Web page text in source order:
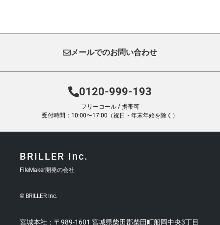
メールでのお問い合わせ
0120-999-193
フリーコール / 携帯可
受付時間：10:00〜17:00（祝日・年末年始を除く）
BRILLER Inc.
FileMaker開発の会社
© BRILLER Inc.
宮城本社：〒989-1601 宮城県柴田郡柴田町船岡中央3丁目